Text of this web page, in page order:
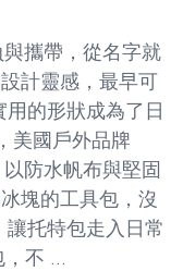
與攜帶，從名字就
計靈感，最早可
的形狀成為了日
美國戶外品牌
防水帆布與堅固
塊的工具包，沒
托特包走入日常
不 ...